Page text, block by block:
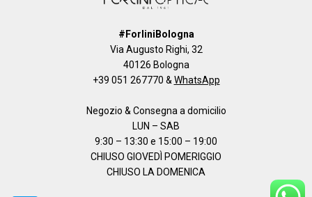
#ForliniBologna
Via Augusto Righi, 32
40126 Bologna
+39 051 267770 & WhatsApp
Negozio & Consegna a domicilio
LUN – SAB
9:30 – 13:30 e 15:00 – 19:00
CHIUSO GIOVEDÌ POMERIGGIO
CHIUSO LA DOMENICA